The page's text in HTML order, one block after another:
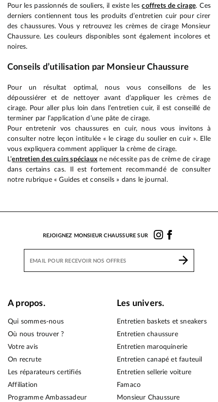
Pour les passionnés de souliers, il existe lescoffrets de cirage. Ces
derniers contiennent tous les produits d’entretien cuir pour cirer
des chaussures. Vous y retrouvez les crèmes de cirage Monsieur
Chaussure. Les couleurs disponibles sont également incolores et
noires.
Conseils d’utilisation par Monsieur Chaussure
Pour un résultat optimal, nous vous conseillons de les
dépoussiérer et de nettoyer avant d’appliquer les crèmes de
cirage. Pour aller plus loin dans l’entretien cuir, il est conseillé de
terminer par l’application d’une pâte de cirage.
Pour entretenir vos chaussures en cuir, nous vous invitons à
consulter notre leçon intitulée « le cirage du soulier en cuir ». Elle
vous expliquera comment appliquer la crème de cirage.
L’entretien des cuirs spéciauxne nécessite pas de crème de cirage
dans certains cas. Il est fortement recommandé de consulter
notre rubrique « Guides et conseils » dans le journal.
REJOIGNEZ MONSIEUR CHAUSSURE SUR
A propos.
Qui sommes-nous
Où nous trouver ?
Votre avis
On recrute
Les réparateurs certifiés
Affiliation
Programme Ambassadeur
Les univers.
Entretien baskets et sneakers
Entretien chaussure
Entretien maroquinerie
Entretien canapé et fauteuil
Entretien sellerie voiture
Famaco
Monsieur Chaussure